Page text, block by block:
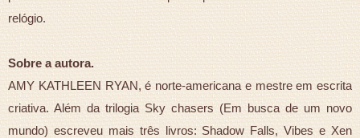
relógio.
Sobre a autora.
AMY KATHLEEN RYAN, é norte-americana e mestre em escrita
criativa. Além da trilogia Sky chasers (Em busca de um novo
mundo) escreveu mais três livros: Shadow Falls, Vibes e Xen